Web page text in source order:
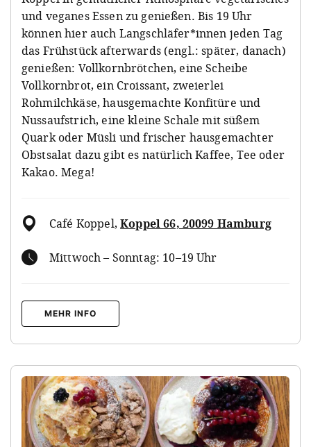
und veganes Essen zu genießen. Bis 19 Uhr
können hier auch Langschläfer*innen jeden Tag
das Frühstück afterwards (engl.: später, danach)
genießen: Vollkornbrötchen, eine Scheibe
Vollkornbrot, ein Croissant, zweierlei
Rohmilchkäse, hausgemachte Konfitüre und
Nussaufstrich, eine kleine Schale mit süßem
Quark oder Müsli und frischer hausgemachter
Obstsalat dazu gibt es natürlich Kaffee, Tee oder
Kakao. Mega!
Café Koppel,Koppel 66, 20099 Hamburg
Mittwoch – Sonntag: 10–19 Uhr
MEHR INFO